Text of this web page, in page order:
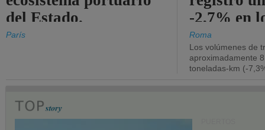
del Estado.
París
-2,7% en
Roma
Los volúmenes de
aproximadamente
toneladas-km (-